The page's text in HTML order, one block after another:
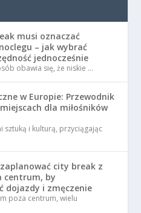
musi oznaczać
– jak wybrać
jednocześnie
obawia się, że niskie …
w Europie: Przewodnik
dla miłośników
sztuką i kulturą, przyciągając
city break z
centrum, by
dojazdy i zmęczenie
poza centrum, wielu